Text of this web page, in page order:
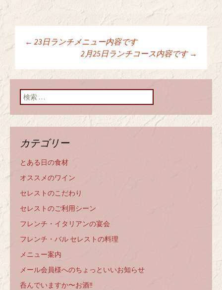
投稿ナビゲーショ
ン
← 23日ランチメニュー内容です
2月25日ランチコース内容です →
検索:
カテゴリー
とある日の食材
オススメのワイン
セレストのこだわり
セレストのご利用シーン
フレンチ・イタリアンの宴会
フレンチ・バル セレストの料理
メニュー案内
メール会員様へのちょっといいお知らせ
呑んでいますか〜お酒‼️